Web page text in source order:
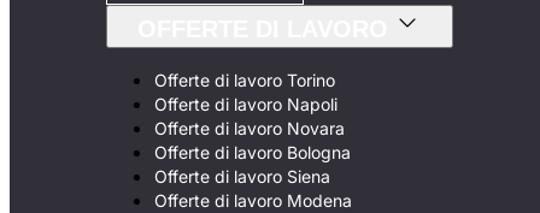
Offerte di lavoro Torino
Offerte di lavoro Napoli
Offerte di lavoro Novara
Offerte di lavoro Bologna
Offerte di lavoro Siena
Offerte di lavoro Modena